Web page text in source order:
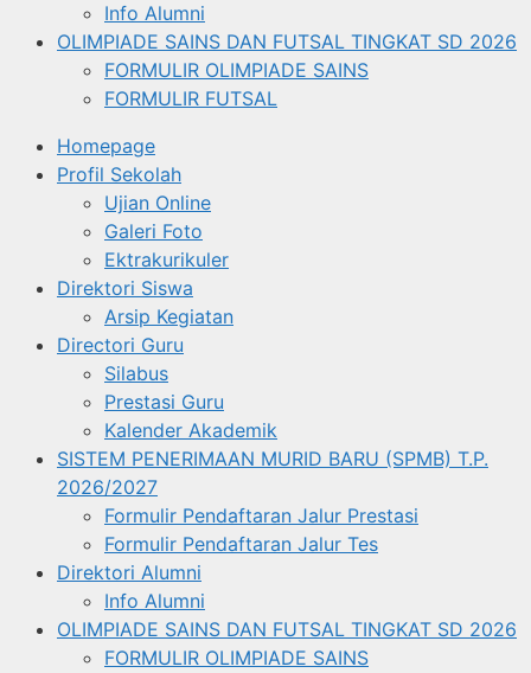
Info Alumni
OLIMPIADE SAINS DAN FUTSAL TINGKAT SD 2026
FORMULIR OLIMPIADE SAINS
FORMULIR FUTSAL
Homepage
Profil Sekolah
Ujian Online
Galeri Foto
Ektrakurikuler
Direktori Siswa
Arsip Kegiatan
Directori Guru
Silabus
Prestasi Guru
Kalender Akademik
SISTEM PENERIMAAN MURID BARU (SPMB) T.P.
2026/2027
Formulir Pendaftaran Jalur Prestasi
Formulir Pendaftaran Jalur Tes
Direktori Alumni
Info Alumni
OLIMPIADE SAINS DAN FUTSAL TINGKAT SD 2026
FORMULIR OLIMPIADE SAINS